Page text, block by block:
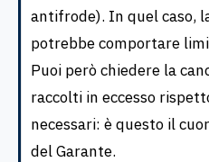
antifrode). In quel caso,
potrebbe comportare
Puoi però chiedere la
raccolti in eccesso
necessari: è questo il
del Garante.